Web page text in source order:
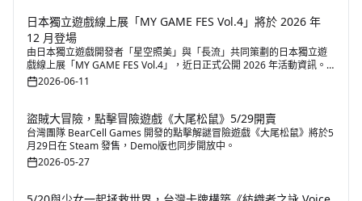
日本獨立遊戲線上展「MY GAME FES Vol.4」將於 2026 年
12 月登場
由日本獨立遊戲開發者「星空照美」與「長流」共同策劃的日本獨立遊
戲線上展「MY GAME FES Vol.4」，近日正式公開 2026 年活動資訊。
活動以促進獨立遊戲創作者與玩家之間的交流為核心理念，透過線上展
覽形式，提供開發者展示作品、推廣新作以及與玩家互動交流的平台。
2026-06-11
盜賊大冒險，點擊冒險遊戲《大尾松鼠》5/29開賣
台灣團隊 BearCell Games 開發的點擊解謎冒險遊戲《大尾松鼠》將於5
月29日在 Steam 發售，Demo版也同步開放中。
2026-05-27